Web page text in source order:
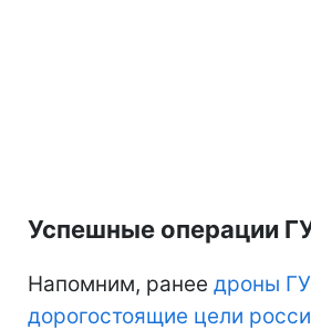
Успешные операции
Напомним, ранее дроны
дорогостоящие цели